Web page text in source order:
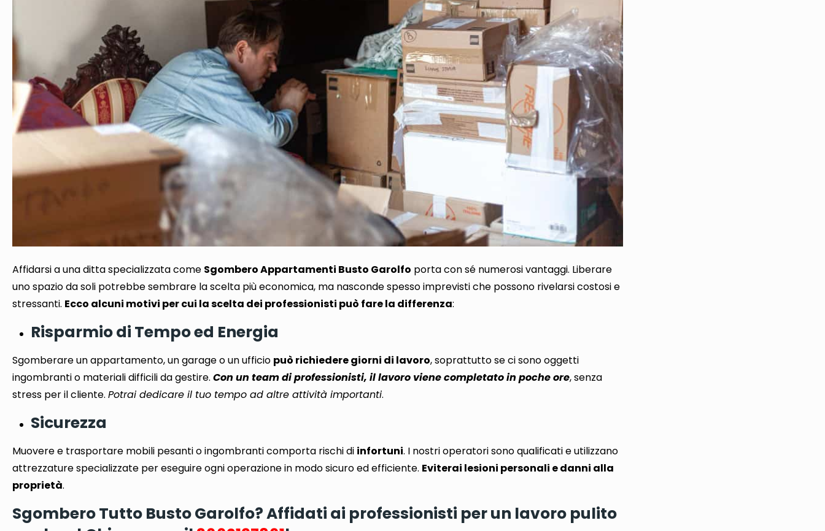
Affidarsi a una ditta specializzata come Sgombero Appartamenti Busto Garolfo porta con sé numerosi vantaggi. Liberare
uno spazio da soli potrebbe sembrare la scelta più economica, ma nasconde spesso imprevisti che possono rivelarsi costosi e
stressanti. Ecco alcuni motivi per cui la scelta dei professionisti può fare la differenza:
Risparmio di Tempo ed Energia
Sgomberare un appartamento, un garage o un ufficio può richiedere giorni di lavoro, soprattutto se ci sono oggetti
ingombranti o materiali difficili da gestire.Con un team di professionisti, il lavoro viene completato in poche ore, senza
stress per il cliente.Potrai dedicare il tuo tempo ad altre attività importanti.
Sicurezza
Muovere e trasportare mobili pesanti o ingombranti comporta rischi di infortuni. I nostri operatori sono qualificati e utilizzano
attrezzature specializzate per eseguire ogni operazione in modo sicuro ed efficiente. Eviterai lesioni personali e danni alla
proprietà.
Sgombero Tutto Busto Garolfo? Affidati ai professionisti per un lavoro pulito